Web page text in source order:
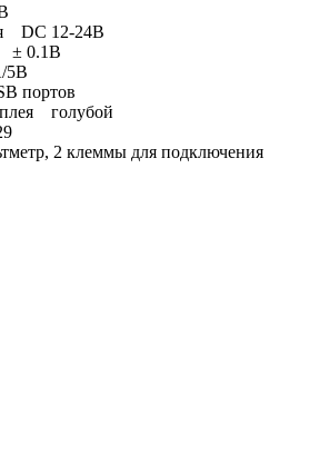
DC 12-24В
± 0.1B
5В
портов
голубой
2 клеммы для подключения